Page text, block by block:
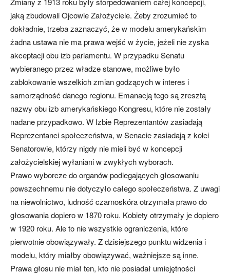
jaką zbudowali Ojcowie Założyciele. Żeby zrozumieć to
dokładnie, trzeba zaznaczyć, że w modelu amerykańskim
żadna ustawa nie ma prawa wejść w życie, jeżeli nie zyska
akceptacji obu izb parlamentu. W przypadku Senatu
wybieranego przez władze stanowe, możliwe było
zablokowanie wszelkich zmian godzących w interes i
samorządność danego regionu. Emanacją tego są zresztą
nazwy obu izb amerykańskiego Kongresu, które nie zostały
nadane przypadkowo. W Izbie Reprezentantów zasiadają
Reprezentanci społeczeństwa, w Senacie zasiadają z kolei
Senatorowie, którzy nigdy nie mieli być w koncepcji
założycielskiej wyłaniani w zwykłych wyborach.
Prawo wyborcze do organów podlegających głosowaniu
powszechnemu nie dotyczyło całego społeczeństwa. Z uwagi
na niewolnictwo, ludność czarnoskóra otrzymała prawo do
głosowania dopiero w 1870 roku. Kobiety otrzymały je dopiero
w 1920 roku. Ale to nie wszystkie ograniczenia, które
pierwotnie obowiązywały. Z dzisiejszego punktu widzenia i
modelu, który miałby obowiązywać, ważniejsze są inne.
Prawa głosu nie miał ten, kto nie posiadał umiejętności